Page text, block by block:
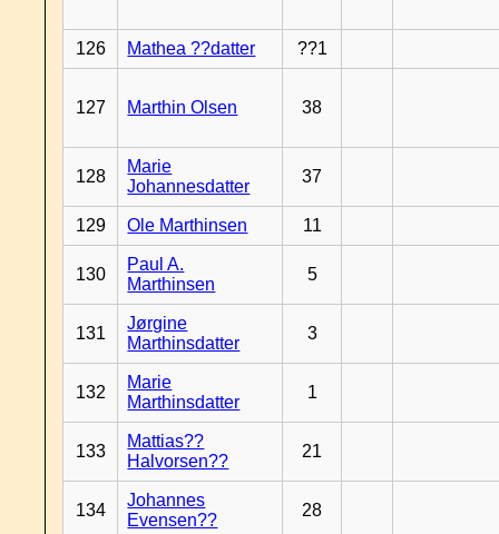
126 Mathea ??datter ??1
127 Marthin Olsen 38
128
Marie
Johannesdatter
37
129 Ole Marthinsen 11
130
Paul A.
Marthinsen
5
131
Jørgine
Marthinsdatter
3
132
Marie
Marthinsdatter
1
133
Mattias??
Halvorsen??
21
134
Johannes
Evensen??
28